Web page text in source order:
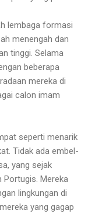
lembaga formasi
menengah dan
tinggi. Selama
beberapa
mereka di
calon imam
seperti menarik
Tidak ada embel-
yang sejak
Portugis. Mereka
lingkungan di
yang gagap